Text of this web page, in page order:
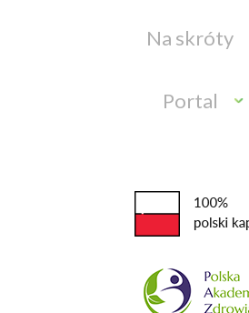
Na skróty
Portal